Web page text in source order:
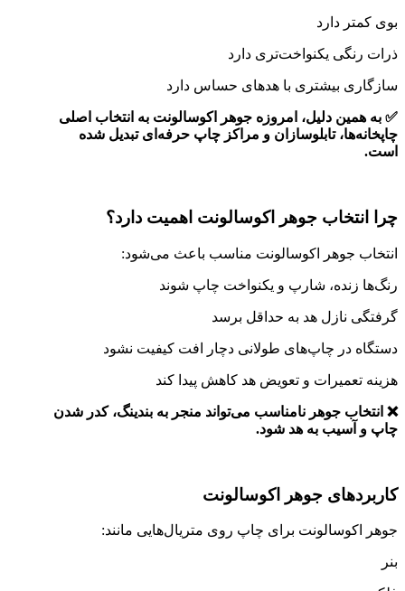
بوی کمتر دارد
ذرات رنگی یکنواخت‌تری دارد
سازگاری بیشتری با هدهای حساس دارد
✅ به همین دلیل، امروزه جوهر اکوسالونت به انتخاب اصلی
چاپخانه‌ها، تابلوسازان و مراکز چاپ حرفه‌ای تبدیل شده
است.
چرا انتخاب جوهر اکوسالونت اهمیت دارد؟
انتخاب جوهر اکوسالونت مناسب باعث می‌شود:
رنگ‌ها زنده، شارپ و یکنواخت چاپ شوند
گرفتگی نازل هد به حداقل برسد
دستگاه در چاپ‌های طولانی دچار افت کیفیت نشود
هزینه تعمیرات و تعویض هد کاهش پیدا کند
❌ انتخاب جوهر نامناسب می‌تواند منجر به بندینگ، کدر شدن
چاپ و آسیب به هد شود.
کاربردهای جوهر اکوسالونت
جوهر اکوسالونت برای چاپ روی متریال‌هایی مانند:
بنر